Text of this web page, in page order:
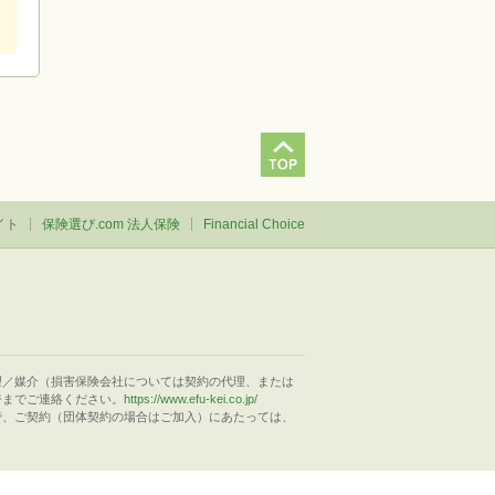
ト 保険選び.com 法人保険 Financial Choice
媒介（損害保険会社については契約の代理、または
でご連絡ください。 https://www.efu-kei.co.jp/
ご契約（団体契約の場合はご加入）にあたっては、